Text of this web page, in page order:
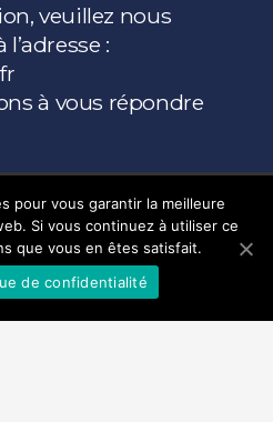
veuillez nous
:
à vous répondre
de formation à
de santé, en
pour vous garantir la meilleure
Si vous continuez à utiliser ce
que vous en êtes satisfait.
de confidentialité